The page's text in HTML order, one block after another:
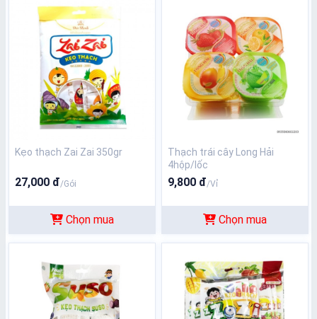
Kẹo thạch Zai Zai 350gr
27,000 đ/Gói
Chọn mua
Thạch trái cây Long Hải
4hộp/lốc
9,800 đ/Vỉ
Chọn mua